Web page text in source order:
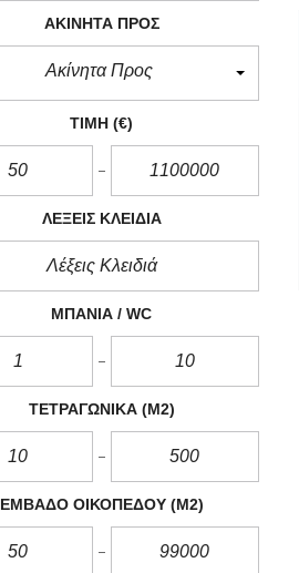
ΑΚΊΝΗΤΑ ΠΡΟΣ
Ακίνητα Προς
ΤΙΜΉ (€)
ΛΈΞΕΙΣ ΚΛΕΙΔΙΆ
ΜΠΆΝΙΑ / WC
ΤΕΤΡΑΓΩΝΙΚΆ (M2)
ΕΜΒΑΔΌ ΟΙΚΟΠΈΔΟΥ (M2)